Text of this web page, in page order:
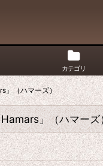
カテゴリ
」（ハマーズ）
」（ハマーズ